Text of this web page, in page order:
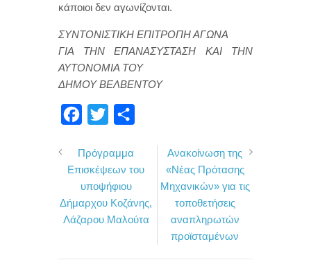
κάποιοι δεν αγωνίζονται.
ΣΥΝΤΟΝΙΣΤΙΚΗ ΕΠΙΤΡΟΠΗ ΑΓΩΝΑ
ΓΙΑ ΤΗΝ ΕΠΑΝΑΣΥΣΤΑΣΗ ΚΑΙ ΤΗΝ
ΑΥΤΟΝΟΜΙΑ ΤΟΥ
ΔΗΜΟΥ ΒΕΛΒΕΝΤΟΥ
c
e
b
o
i
t
t
e
ρ
α
σ
Πρόγραμμα
Επισκέψεων του
υποψήφιου
Δήμαρχου Κοζάνης,
Λάζαρου Μαλούτα
Ανακοίνωση της
«Νέας Πρότασης
Μηχανικών» για τις
τοποθετήσεις
αναπληρωτών
προϊσταμένων